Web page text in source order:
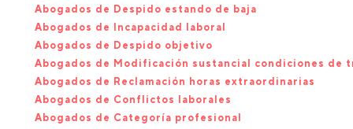
Abogados de Despido estando de baja
Abogados de Incapacidad laboral
Abogados de Despido objetivo
Abogados de Modificación sustancial condiciones de
Abogados de Reclamación horas extraordinarias
Abogados de Conflictos laborales
Abogados de Categoría profesional